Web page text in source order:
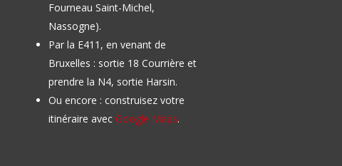
Fourneau Saint-Michel,
Nassogne).
Par la E411, en venant de
Bruxelles : sortie 18 Courrière et
prendre la N4, sortie Harsin.
Ou encore : construisez votre
itinéraire avec Google Maps.